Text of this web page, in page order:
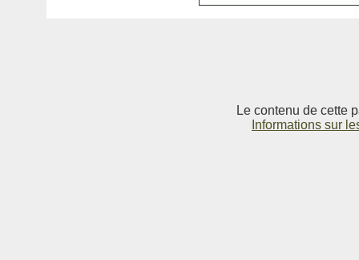
Le contenu de cette
Informations sur